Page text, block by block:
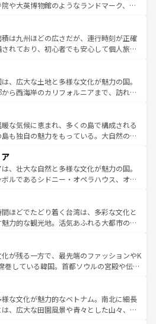
地域にも魅力が溢れており、どの街角に
ぶとそれぞれで全く異なる文化を体験で
だろう。 なお、新着のフランス情報はコンテンツ一覧
。
のワイン畑といった風景は必見。ビール
ぜひ体験してほしい。 なお、新着の
ンテンツ一覧を参照してほしい。
や大英博物館のようなランドマーク、歴
魅力がある。また、優雅なアフタヌーン
きにはたまらない英国パブ、サッカー観
らこそできる体験も豊富。イギリスを旅
てほしい。
は九州ほどの広さだが、運行時刻が正確
れており、初心者でも安心して個人旅行
残る町や、スイスならではのユニークな
ルプス観光だけでなく町歩きも満喫する
民の所得が高いため物価も高いが、旅行
観光を楽しむこともできる。 なお、新
はコンテンツ一覧 を参照してほしい。
、広大な土地と多様な文化が魅力の国。
ら西海岸のカリフォルニアまで、訪れる
は、観光、ショッピング、エンターテイ
た刺激的なスポットだ。一方、アメリカ
広がり、グランドキャニオンやイエロー
ンズでは、音楽と美食が融合した独特の
者はアメリカの各地域で異なる魅力を楽
多様性と豊かな歴史を感じることができ
イルだ。 なお、新着のアメリカ
ツ一覧を参照してほしい。
な気候に恵まれ、多くの島で構成される
も独自の魅力をもっている。大自然の神
い。また、定番の観光地といえばオアフ
然を求めるならマウイ島やカウアイ島が
ルドグリーンに輝く海をはじめ、豊かな
心で訪れる人々を迎えてくれるハワイの
ーカルフードやハワイアンミュージッ
ダンスなど、すべてがハワイの魅力を彩
い。 なお、新着のハワイ情報
を参照してほしい。
、壮大な自然と多様な文化が魅力の国。
ルであるシドニー・オペラハウス、オー
中央部にそびえるウルル（エアーズロッ
の美しい原生林やケアンズの熱帯雨林な
くさん。また、カフェやワイン、オージ
ティも充実しており、サーフィンやダイ
グなど、アウトドア好きにはたまらな
アの多彩な魅力を存分に味わいつくそ
ほどでたどり着く台湾は、多彩な文化と
力的な観光地。活気あふれる大都市の台
岳地帯である台湾東部など、都市の喧騒
共存しており、訪れる人に新しい発見と
くれる。また、奥深い台湾の食文化も魅
のスイーツなど、バラエティ豊かな料理
わえる。 なお、新着の台湾情報は コンテンツ一覧を参
が残る一方で、最先端のファッションやK
巻している韓国。首都ソウルの宮殿や伝統
ばせば四季折々の自然美を楽しむことが
キムチや焼肉、絶品のストリートフード
韓国料理が待っている。夜には、韓国な
な文化が魅力的なベトナム。南北に細長
、広大な田園風景や青々とした山々、世